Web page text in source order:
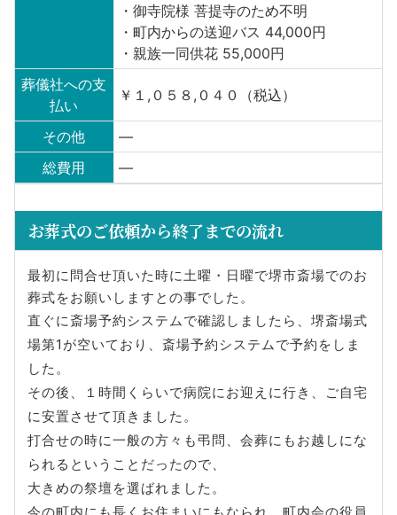
・御寺院様 菩提寺のため不明
・町内からの送迎バス 44,000円
・親族一同供花 55,000円
葬儀社への支
払い
￥１,０５８,０４０（税込）
その他
—
総費用
—
お葬式のご依頼から終了までの流れ
最初に問合せ頂いた時に土曜・日曜で堺市斎場でのお
葬式をお願いしますとの事でした。
直ぐに斎場予約システムで確認しましたら、堺斎場式
場第1が空いており、斎場予約システムで予約をしま
した。
その後、１時間くらいで病院にお迎えに行き、ご自宅
に安置させて頂きました。
打合せの時に一般の方々も弔問、会葬にもお越しにな
られるということだったので、
大きめの祭壇を選ばれました。
今の町内にも長くお住まいにもなられ、町内会の役員